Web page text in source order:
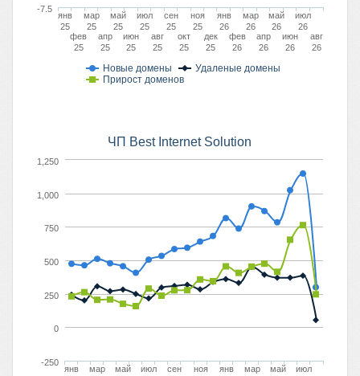
Новые домены
Удаленые домены
Прирост доменов
янв
25
фев
25
мар
25
апр
25
май
25
июн
25
июл
25
авг
25
сен
25
окт
25
ноя
25
дек
25
янв
26
фев
26
мар
26
апр
26
май
26
июн
26
июл
26
авг
26
-7.5
ЧП Best Internet Solution
янв
мар
май
июл
сен
ноя
янв
мар
май
июл
-250
0
250
500
750
1,000
1,250